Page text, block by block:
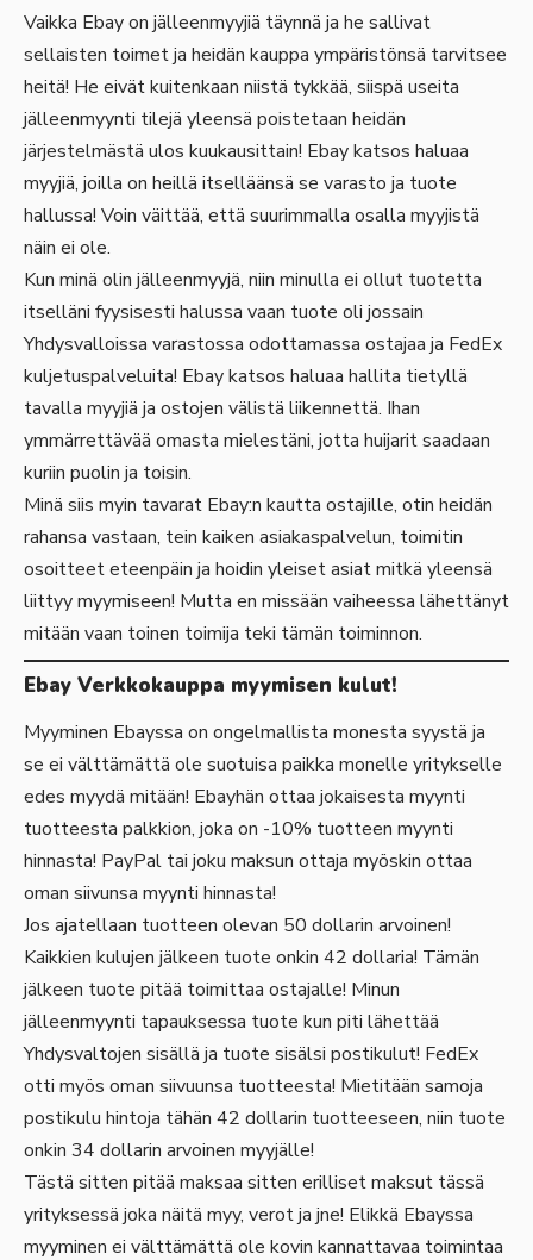
Vaikka Ebay on jälleenmyyjiä täynnä ja he sallivat
sellaisten toimet ja heidän kauppa ympäristönsä tarvitsee
heitä! He eivät kuitenkaan niistä tykkää, siispä useita
jälleenmyynti tilejä yleensä poistetaan heidän
järjestelmästä ulos kuukausittain! Ebay katsos haluaa
myyjiä, joilla on heillä itselläänsä se varasto ja tuote
hallussa! Voin väittää, että suurimmalla osalla myyjistä
näin ei ole.
Kun minä olin jälleenmyyjä, niin minulla ei ollut tuotetta
itselläni fyysisesti halussa vaan tuote oli jossain
Yhdysvalloissa varastossa odottamassa ostajaa ja FedEx
kuljetuspalveluita! Ebay katsos haluaa hallita tietyllä
tavalla myyjiä ja ostojen välistä liikennettä. Ihan
ymmärrettävää omasta mielestäni, jotta huijarit saadaan
kuriin puolin ja toisin.
Minä siis myin tavarat Ebay:n kautta ostajille, otin heidän
rahansa vastaan, tein kaiken asiakaspalvelun, toimitin
osoitteet eteenpäin ja hoidin yleiset asiat mitkä yleensä
liittyy myymiseen! Mutta en missään vaiheessa lähettänyt
mitään vaan toinen toimija teki tämän toiminnon.
Ebay Verkkokauppa myymisen kulut!
Myyminen Ebayssa on ongelmallista monesta syystä ja
se ei välttämättä ole suotuisa paikka monelle yritykselle
edes myydä mitään! Ebayhän ottaa jokaisesta myynti
tuotteesta palkkion, joka on -10% tuotteen myynti
hinnasta! PayPal tai joku maksun ottaja myöskin ottaa
oman siivunsa myynti hinnasta!
Jos ajatellaan tuotteen olevan 50 dollarin arvoinen!
Kaikkien kulujen jälkeen tuote onkin 42 dollaria! Tämän
jälkeen tuote pitää toimittaa ostajalle! Minun
jälleenmyynti tapauksessa tuote kun piti lähettää
Yhdysvaltojen sisällä ja tuote sisälsi postikulut! FedEx
otti myös oman siivuunsa tuotteesta! Mietitään samoja
postikulu hintoja tähän 42 dollarin tuotteeseen, niin tuote
onkin 34 dollarin arvoinen myyjälle!
Tästä sitten pitää maksaa sitten erilliset maksut tässä
yrityksessä joka näitä myy, verot ja jne! Elikkä Ebayssa
myyminen ei välttämättä ole kovin kannattavaa toimintaa